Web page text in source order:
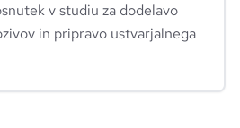
v studiu za dodelavo
in pripravo ustvarjalnega